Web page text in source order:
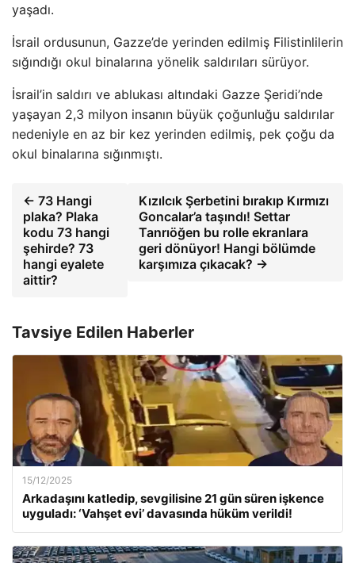
yaşadı.
İsrail ordusunun, Gazze’de yerinden edilmiş Filistinlilerin
sığındığı okul binalarına yönelik saldırıları sürüyor.
İsrail’in saldırı ve ablukası altındaki Gazze Şeridi’nde
yaşayan 2,3 milyon insanın büyük çoğunluğu saldırılar
nedeniyle en az bir kez yerinden edilmiş, pek çoğu da
okul binalarına sığınmıştı.
← 73 Hangi
plaka? Plaka
kodu 73 hangi
şehirde? 73
hangi eyalete
aittir?
Kızılcık Şerbetini bırakıp Kırmızı
Goncalar’a taşındı! Settar
Tanrıöğen bu rolle ekranlara
geri dönüyor! Hangi bölümde
karşımıza çıkacak? →
Tavsiye Edilen Haberler
15/12/2025
Arkadaşını katledip, sevgilisine 21 gün süren işkence
uyguladı: ‘Vahşet evi’ davasında hüküm verildi!